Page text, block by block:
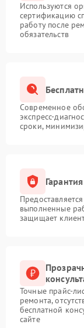
Используются
сертификацию
работу после
обязательств
Современное
экспресс-
сроки,
выполненные
защищает
Точные прайс-
ремонта,
бесплатной
сайте